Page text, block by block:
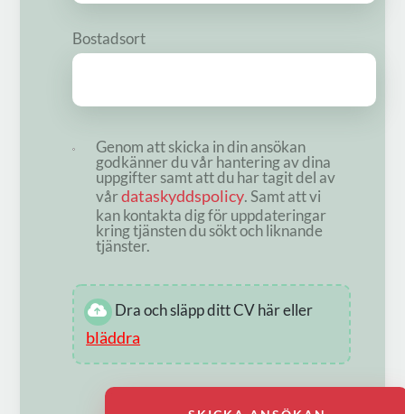
Bostadsort
Genom att skicka in din ansökan
godkänner du vår hantering av dina
uppgifter samt att du har tagit del av
vårdataskyddspolicy. Samt att vi
kan kontakta dig för uppdateringar
kring tjänsten du sökt och liknande
tjänster.
Dra och släpp ditt CV här eller
bläddra